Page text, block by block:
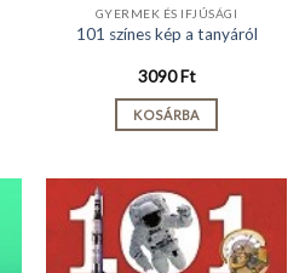
GYERMEK ÉS IFJÚSÁGI
101 színes kép a tanyáról
3090Ft
KOSÁRBA